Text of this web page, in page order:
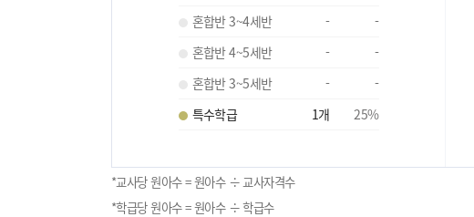
혼합반 3~4세반
-
-
혼합반 4~5세반
-
-
혼합반 3~5세반
-
-
특수학급
1개 25%
*교사당 원아수 = 원아수 ÷ 교사자격수
*학급당 원아수 = 원아수 ÷ 학급수